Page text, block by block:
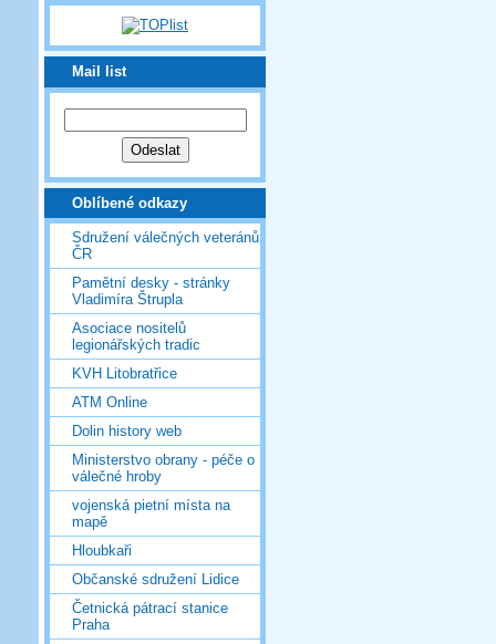
Mail list
Oblíbené odkazy
Sdružení válečných veteránů
ČR
Pamětní desky - stránky
Vladimíra Štrupla
Asociace nositelů
legionářských tradic
KVH Litobratřice
ATM Online
Dolin history web
Ministerstvo obrany - péče o
válečné hroby
vojenská pietní místa na
mapě
Hloubkaři
Občanské sdružení Lidice
Četnická pátrací stanice
Praha